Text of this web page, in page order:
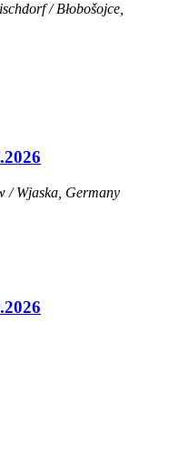
/ Błobošojce,
/ Wjaska, Germany